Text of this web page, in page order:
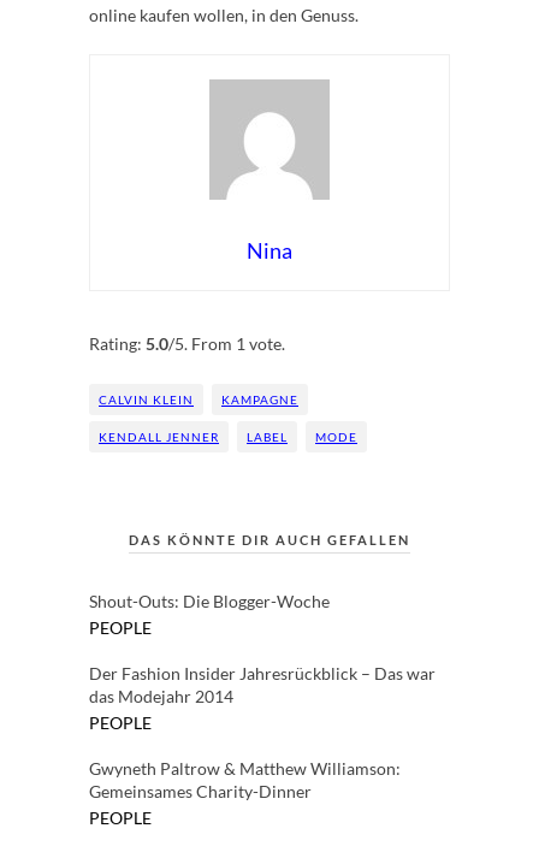
online kaufen wollen, in den Genuss.
Nina
Rating: 5.0/5. From 1 vote.
CALVIN KLEIN KAMPAGNE
KENDALL JENNER LABEL MODE
DAS KÖNNTE DIR AUCH GEFALLEN
Shout-Outs: Die Blogger-Woche
PEOPLE
Der Fashion Insider Jahresrückblick – Das war
das Modejahr 2014
PEOPLE
Gwyneth Paltrow & Matthew Williamson:
Gemeinsames Charity-Dinner
PEOPLE